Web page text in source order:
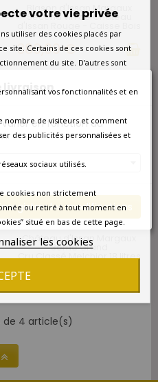
livraison
varier en fonction du
les modifications
Blason d'Issan Margaux
Second vin de Château
d'origine de 12 bouteilles
380,00 €
DISPONIBLE À L'UNITÉ
Château d'Issan Margaux
3ème Grand
Cru Classé Melchior 18 litres
2 718,00 €
de 4 article(s)
votre vie privée
utiliser des cookies placés par
site. Certains de ces cookies sont
du site. D’autres sont
vos fonctionnalités et en
nombre de visiteurs et comment
des publicités personnalisées et
sociaux utilisés.
cookies non strictement
ou retiré à tout moment en
situé en bas de cette page.
les cookies